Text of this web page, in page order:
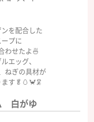
を配合した
プに
わせたよ🍜
エッグ、
ねぎの具材が
す🥬🥚🦀🦑
白がゆ